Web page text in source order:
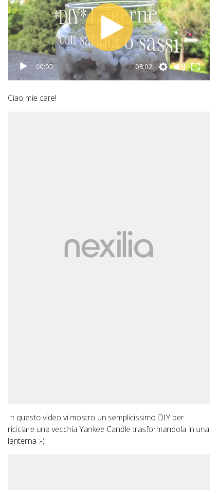
00:00 03:02
Ciao mie care!
In questo video vi mostro un semplicissimo DIY per
riciclare una vecchia Yankee Candle trasformandola in una
lanterna :-)